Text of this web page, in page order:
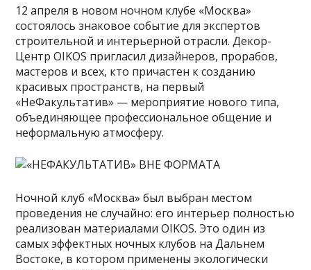
12 апреля в новом ночном клубе «Москва»
состоялось знаковое событие для экспертов
строительной и интерьерной отрасли. Декор-
Центр OIKOS пригласил дизайнеров, прорабов,
мастеров и всех, кто причастен к созданию
красивых пространств, на первый
«НеФакультатив» — мероприятие нового типа,
объединяющее профессиональное общение и
неформальную атмосферу.
Ночной клуб «Москва» был выбран местом
проведения не случайно: его интерьер полностью
реализован материалами OIKOS. Это один из
самых эффектных ночных клубов на Дальнем
Востоке, в котором применены экологически